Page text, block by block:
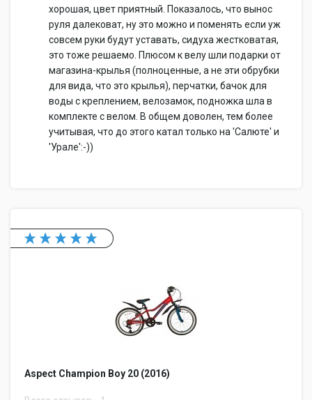
хорошая, цвет приятный. Показалось, что вынос
руля далековат, ну это можно и поменять если уж
совсем руки будут уставать, сидуха жестковатая,
это тоже решаемо. Плюсом к велу шли подарки от
магазина-крылья (полноценные, а не эти обрубки
для вида, что это крылья), перчатки, бачок для
воды с креплением, велозамок, подножка шла в
комплекте с велом. В общем доволен, тем более
учитывая, что до этого катал только на 'Салюте' и
'Урале':-))
Aspect Champion Boy 20 (2016)